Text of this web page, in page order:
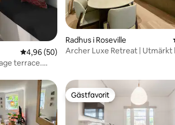
4,96 av 5 i genomsnittligt betyg, 50
4,96 (50)
terrace.
Radhus i Roseville
Archer Luxe Retreat | Utmärkt
Gästfavorit
Gästfavorit